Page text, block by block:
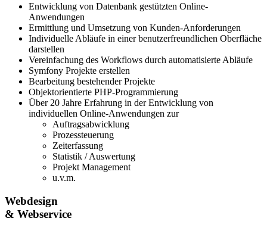
Entwicklung von Datenbank gestützten Online-
Anwendungen
Ermittlung und Umsetzung von Kunden-Anforderungen
Individuelle Abläufe in einer benutzerfreundlichen Oberfläche
darstellen
Vereinfachung des Workflows durch automatisierte Abläufe
Symfony Projekte erstellen
Bearbeitung bestehender Projekte
Objektorientierte PHP-Programmierung
Über 20 Jahre Erfahrung in der Entwicklung von
individuellen Online-Anwendungen zur
Auftragsabwicklung
Prozessteuerung
Zeiterfassung
Statistik / Auswertung
Projekt Management
u.v.m.
Webdesign
& Webservice